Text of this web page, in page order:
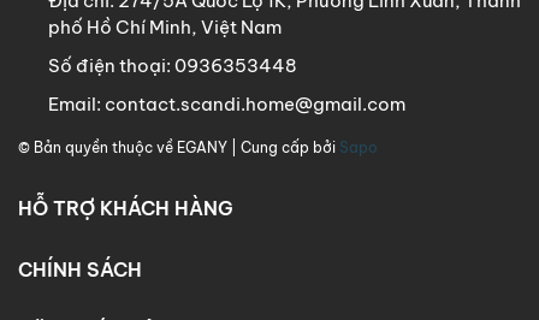
phố Hồ Chí Minh, Việt Nam
Số điện thoại: 0936353448
Email: contact.scandi.home@gmail.com
© Bản quyền thuộc về EGANY | Cung cấp bởi Sapo
HỖ TRỢ KHÁCH HÀNG
CHÍNH SÁCH